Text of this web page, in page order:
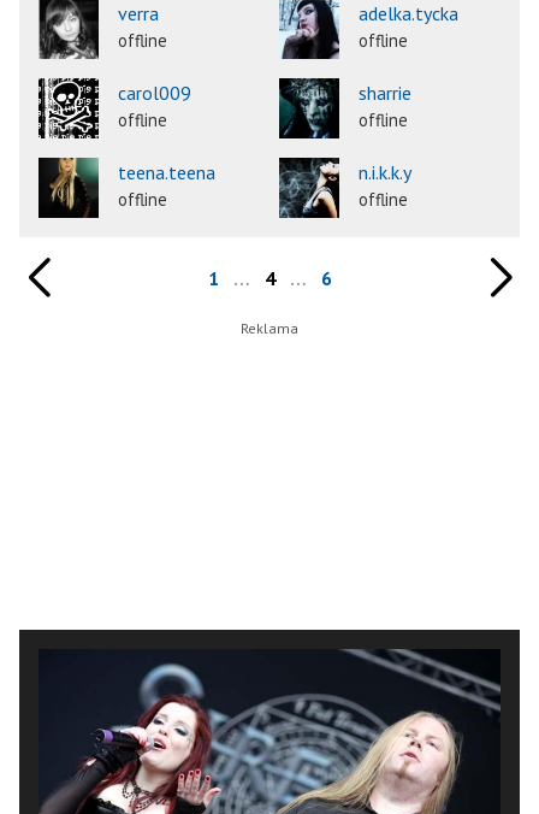
verra
offline
adelka.tycka
offline
carol009
offline
sharrie
offline
teena.teena
offline
n.i.k.k.y
offline
1 … 4 … 6